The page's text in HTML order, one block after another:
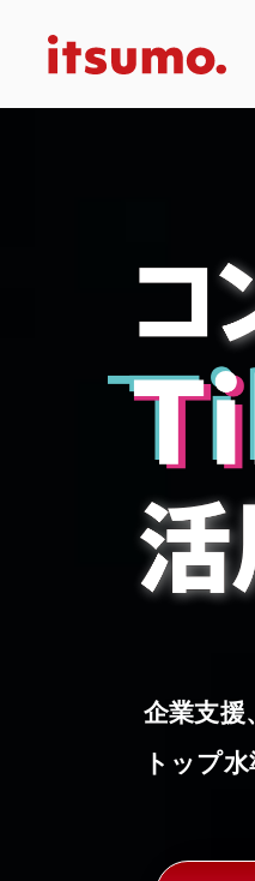
企業支援
トップ